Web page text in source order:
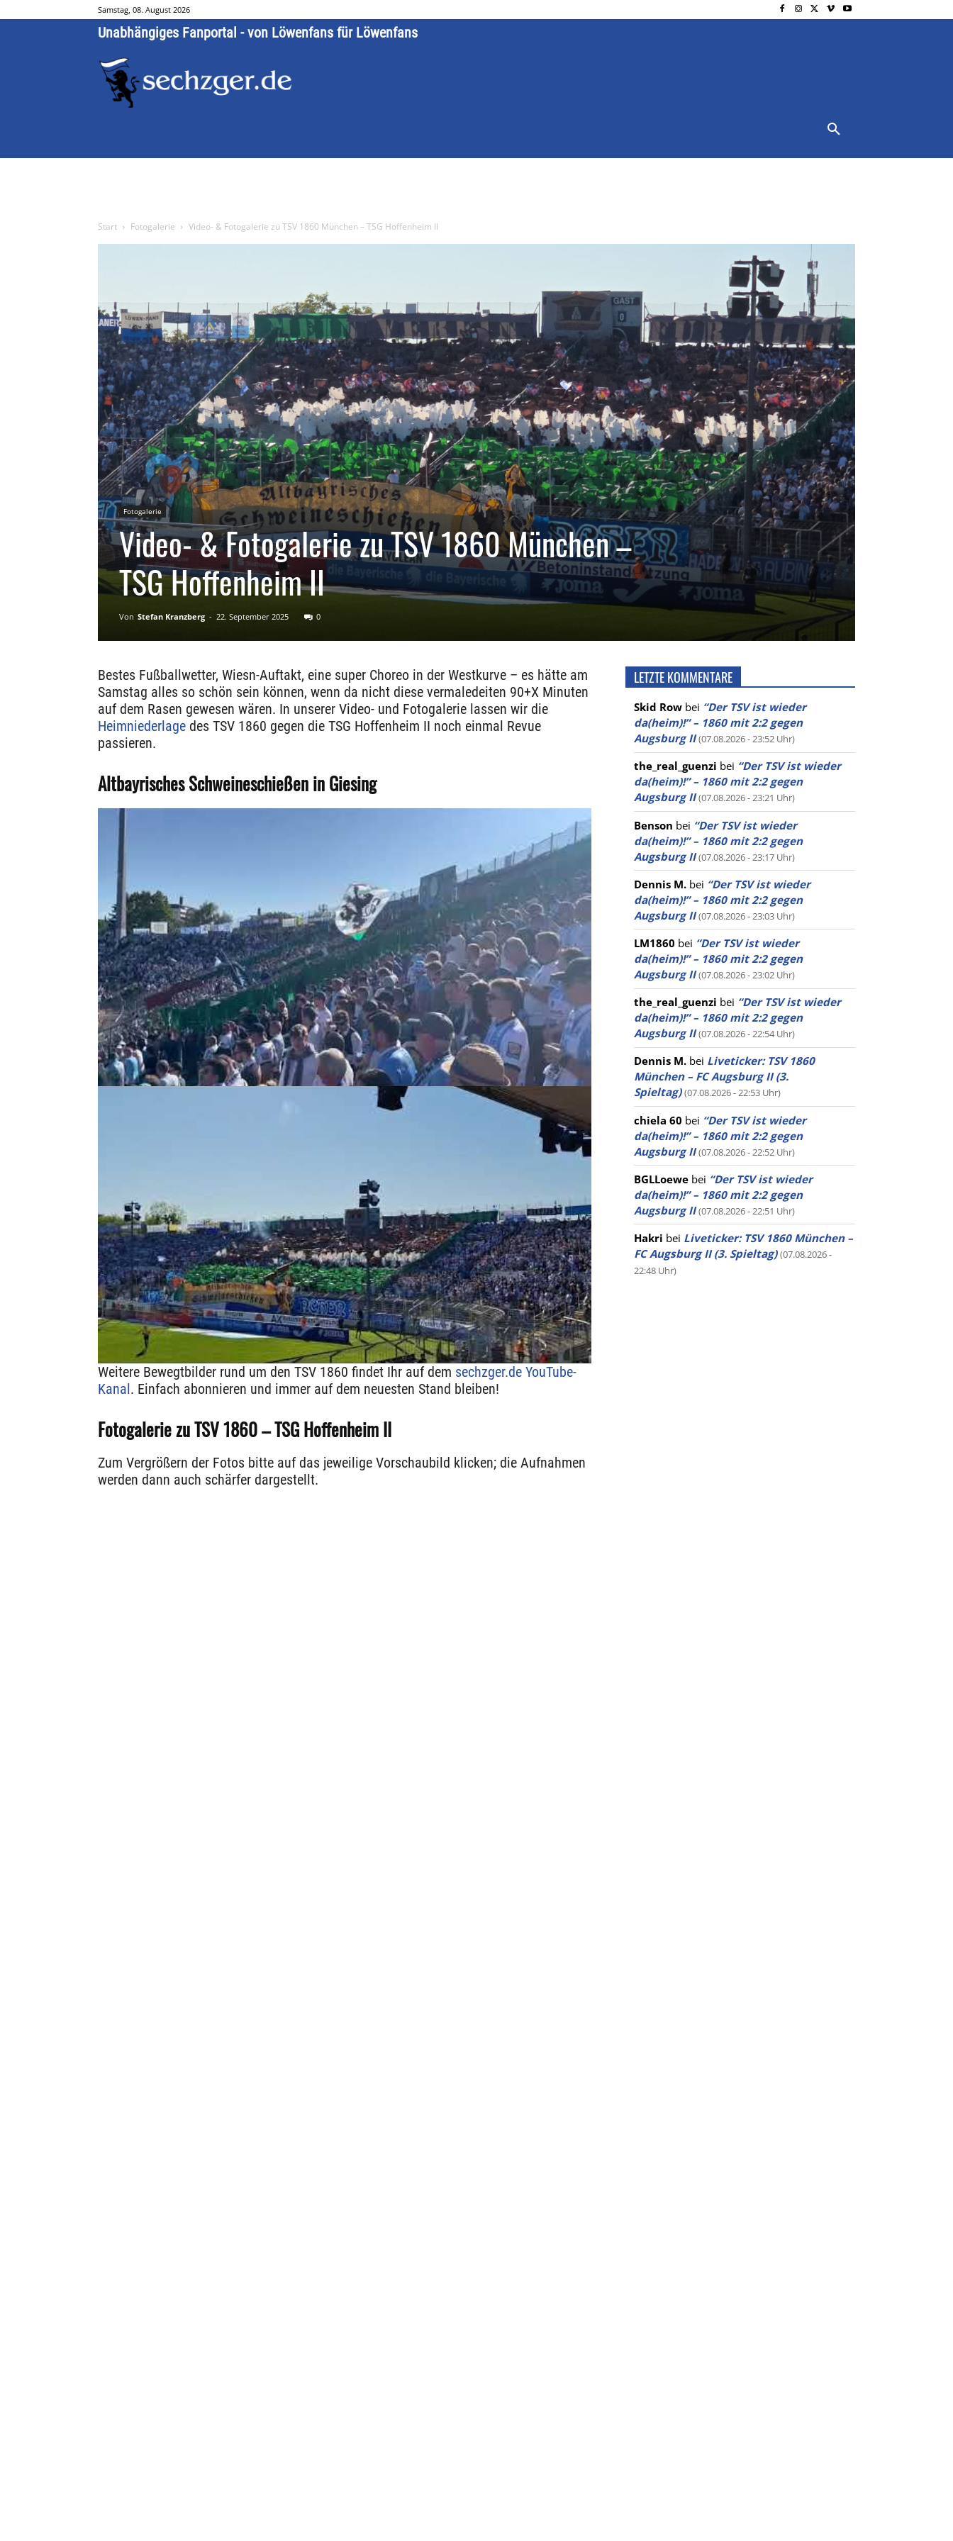
Samstag, 08. August 2026
Unabhängiges Fanportal - von Löwenfans für Löwenfans
Start Fotogalerie Video- & Fotogalerie zu TSV 1860 München – TSG Hoffenheim II
Fotogalerie
Video- & Fotogalerie zu TSV 1860 München –
TSG Hoffenheim II
Von Stefan Kranzberg - 22. September 2025 0
Bestes Fußballwetter, Wiesn-Auftakt, eine super Choreo in der Westkurve – es hätte am
Samstag alles so schön sein können, wenn da nicht diese vermaledeiten 90+X Minuten
auf dem Rasen gewesen wären. In unserer Video- und Fotogalerie lassen wir die
Heimniederlage des TSV 1860 gegen die TSG Hoffenheim II noch einmal Revue
passieren.
Altbayrisches Schweineschießen in Giesing
Weitere Bewegtbilder rund um den TSV 1860 findet Ihr auf dem sechzger.de YouTube-
Kanal. Einfach abonnieren und immer auf dem neuesten Stand bleiben!
Fotogalerie zu TSV 1860 – TSG Hoffenheim II
Zum Vergrößern der Fotos bitte auf das jeweilige Vorschaubild klicken; die Aufnahmen
werden dann auch schärfer dargestellt.
LETZTE KOMMENTARE
Skid Row bei “Der TSV ist wieder
da(heim)!” – 1860 mit 2:2 gegen
Augsburg II (07.08.2026 - 23:52 Uhr)
the_real_guenzi bei “Der TSV ist wieder
da(heim)!” – 1860 mit 2:2 gegen
Augsburg II (07.08.2026 - 23:21 Uhr)
Benson bei “Der TSV ist wieder
da(heim)!” – 1860 mit 2:2 gegen
Augsburg II (07.08.2026 - 23:17 Uhr)
Dennis M. bei “Der TSV ist wieder
da(heim)!” – 1860 mit 2:2 gegen
Augsburg II (07.08.2026 - 23:03 Uhr)
LM1860 bei “Der TSV ist wieder
da(heim)!” – 1860 mit 2:2 gegen
Augsburg II (07.08.2026 - 23:02 Uhr)
the_real_guenzi bei “Der TSV ist wieder
da(heim)!” – 1860 mit 2:2 gegen
Augsburg II (07.08.2026 - 22:54 Uhr)
Dennis M. bei Liveticker: TSV 1860
München – FC Augsburg II (3.
Spieltag) (07.08.2026 - 22:53 Uhr)
chiela 60 bei “Der TSV ist wieder
da(heim)!” – 1860 mit 2:2 gegen
Augsburg II (07.08.2026 - 22:52 Uhr)
BGLLoewe bei “Der TSV ist wieder
da(heim)!” – 1860 mit 2:2 gegen
Augsburg II (07.08.2026 - 22:51 Uhr)
Hakri bei Liveticker: TSV 1860 München –
FC Augsburg II (3. Spieltag) (07.08.2026 -
22:48 Uhr)